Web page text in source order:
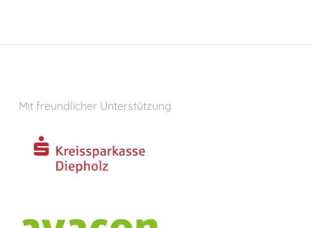
Mit freundlicher Unterstützung